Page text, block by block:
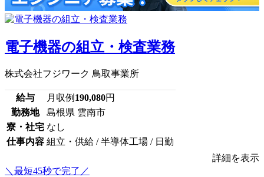
電子機器の組立・検査業務
株式会社フジワーク 鳥取事業所
給与 月収例 190,080円
勤務地
島根県 雲南市
寮・社宅 なし
仕事内容 組立・供給 / 半導体工場 / 日勤
詳細を表示
＼最短45秒で完了／